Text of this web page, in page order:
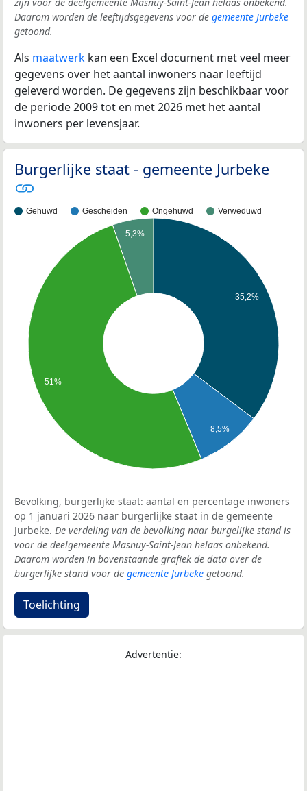
Daarom worden de leeftijdsgegevens voor de gemeente Jurbeke
getoond.
Als maatwerk kan een Excel document met veel meer
gegevens over het aantal inwoners naar leeftijd
geleverd worden. De gegevens zijn beschikbaar voor
de periode 2009 tot en met 2026 met het aantal
inwoners per levensjaar.
Burgerlijke staat - gemeente Jurbeke
Gehuwd Gescheiden Ongehuwd Verweduwd
35,2%
8,5%
5,3%
51%
Bevolking, burgerlijke staat: aantal en percentage inwoners
op 1 januari 2026 naar burgerlijke staat in de gemeente
Jurbeke. De verdeling van de bevolking naar burgelijke stand is
voor de deelgemeente Masnuy-Saint-Jean helaas onbekend.
Daarom worden in bovenstaande grafiek de data over de
burgerlijke stand voor de gemeente Jurbeke getoond.
Toelichting
Advertentie: